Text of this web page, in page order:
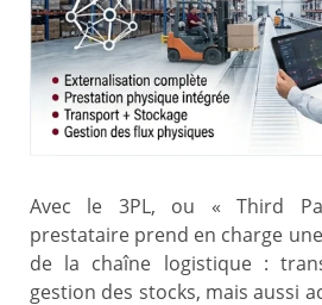
Avec le 3PL, ou « Third
prestataire prend en charge
de la chaîne logistique :
gestion des stocks, mais aussi